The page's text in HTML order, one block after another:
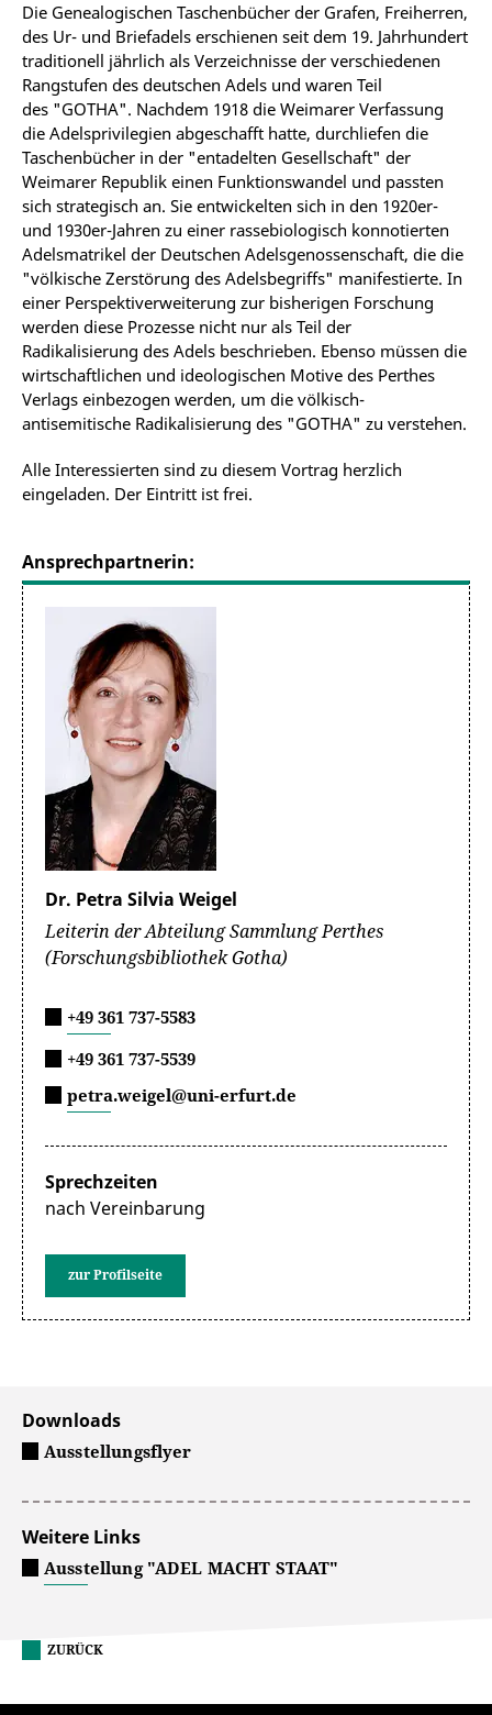
Die Genealogischen Taschenbücher der Grafen, Freiherren,
des Ur- und Briefadels erschienen seit dem 19. Jahrhundert
traditionell jährlich als Verzeichnisse der verschiedenen
Rangstufen des deutschen Adels und waren Teil
des "GOTHA". Nachdem 1918 die Weimarer Verfassung
die Adelsprivilegien abgeschafft hatte, durchliefen die
Taschenbücher in der "entadelten Gesellschaft" der
Weimarer Republik einen Funktionswandel und passten
sich strategisch an. Sie entwickelten sich in den 1920er-
und 1930er-Jahren zu einer rassebiologisch konnotierten
Adelsmatrikel der Deutschen Adelsgenossenschaft, die die
"völkische Zerstörung des Adelsbegriffs" manifestierte. In
einer Perspektiverweiterung zur bisherigen Forschung
werden diese Prozesse nicht nur als Teil der
Radikalisierung des Adels beschrieben. Ebenso müssen die
wirtschaftlichen und ideologischen Motive des Perthes
Verlags einbezogen werden, um die völkisch-
antisemitische Radikalisierung des "GOTHA" zu verstehen.
Alle Interessierten sind zu diesem Vortrag herzlich
eingeladen. Der Eintritt ist frei.
Ansprechpartnerin:
Dr. Petra Silvia Weigel
Leiterin der Abteilung Sammlung Perthes
(Forschungsbibliothek Gotha)
+49 361 737-5583
+49 361 737-5539
petra.weigel@uni-erfurt.de
Sprechzeiten
nach Vereinbarung
zur Profilseite
Downloads
Ausstellungsflyer
Weitere Links
Ausstellung "ADEL MACHT STAAT"
ZURÜCK